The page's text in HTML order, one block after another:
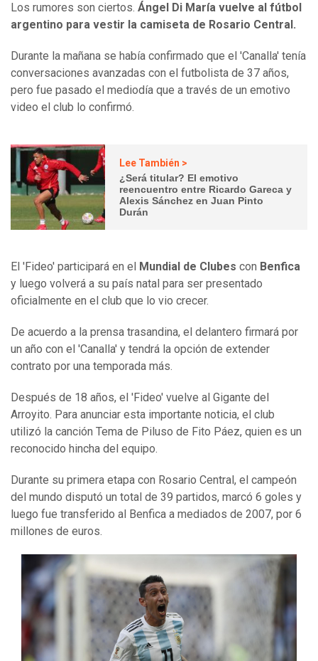
Los rumores son ciertos. Ángel Di María vuelve al fútbol
argentino para vestir la camiseta de Rosario Central.
Durante la mañana se había confirmado que el 'Canalla' tenía
conversaciones avanzadas con el futbolista de 37 años,
pero fue pasado el mediodía que a través de un emotivo
video el club lo confirmó.
Lee También >
¿Será titular? El emotivo
reencuentro entre Ricardo Gareca y
Alexis Sánchez en Juan Pinto
Durán
El 'Fideo' participará en el Mundial de Clubes con Benfica
y luego volverá a su país natal para ser presentado
oficialmente en el club que lo vio crecer.
De acuerdo a la prensa trasandina, el delantero firmará por
un año con el 'Canalla' y tendrá la opción de extender
contrato por una temporada más.
Después de 18 años, el 'Fideo' vuelve al Gigante del
Arroyito. Para anunciar esta importante noticia, el club
utilizó la canción Tema de Piluso de Fito Páez, quien es un
reconocido hincha del equipo.
Durante su primera etapa con Rosario Central, el campeón
del mundo disputó un total de 39 partidos, marcó 6 goles y
luego fue transferido al Benfica a mediados de 2007, por 6
millones de euros.